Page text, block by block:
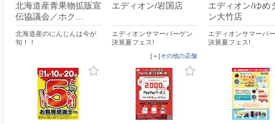
北海道産青果物拡販宣
伝協議会／ホク…
北海道産のにんじんは今が
旬！！
エディオン/岩国店
エディオンサマーバーゲン
決算夏フェス!
[＋]その他の店舗
エディオン/ゆめ
ン大竹店
エディオンサマーバ
決算夏フェス!